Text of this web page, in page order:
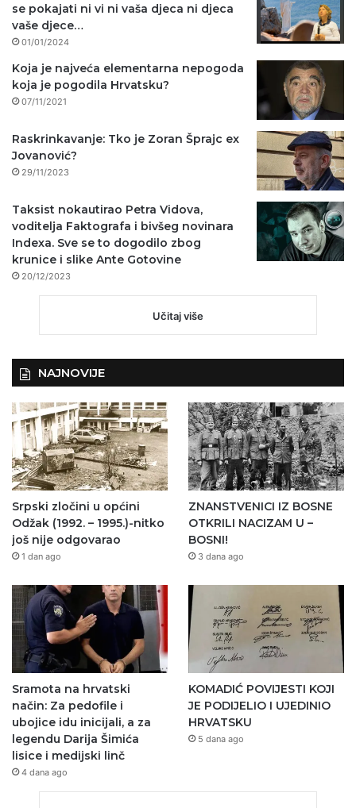
se pokajati ni vi ni vaša djeca ni djeca
vaše djece…
01/01/2024
Koja je najveća elementarna nepogoda
koja je pogodila Hrvatsku?
07/11/2021
Raskrinkavanje: Tko je Zoran Šprajc ex
Jovanović?
29/11/2023
Taksist nokautirao Petra Vidova,
voditelja Faktografa i bivšeg novinara
Indexa. Sve se to dogodilo zbog
krunice i slike Ante Gotovine
20/12/2023
Učitaj više
NAJNOVIJE
Srpski zločini u općini
Odžak (1992. – 1995.)-nitko
još nije odgovarao
1 dan ago
ZNANSTVENICI IZ BOSNE
OTKRILI NACIZAM U –
BOSNI!
3 dana ago
Sramota na hrvatski
način: Za pedofile i
ubojice idu inicijali, a za
legendu Darija Šimića
lisice i medijski linč
4 dana ago
KOMADIĆ POVIJESTI KOJI
JE PODIJELIO I UJEDINIO
HRVATSKU
5 dana ago